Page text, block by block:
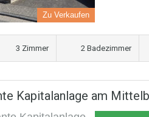
Zu Verkaufen
3 Zimmer 2 Badezimmer
Kapitalanlage am